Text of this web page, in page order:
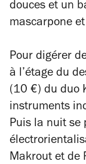
douces et un
mascarpone
Pour digérer
à l’étage du
(10 €) du duo
instruments
Puis la nuit se
Makrout et de